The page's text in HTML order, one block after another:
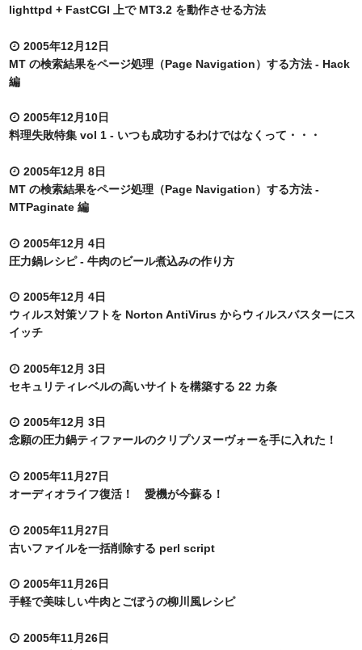
lighttpd + FastCGI 上で MT3.2 を動作させる方法
2005年12月12日
MT の検索結果をページ処理（Page Navigation）する方法 - Hack
編
2005年12月10日
料理失敗特集 vol 1 - いつも成功するわけではなくって・・・
2005年12月 8日
MT の検索結果をページ処理（Page Navigation）する方法 -
MTPaginate 編
2005年12月 4日
圧力鍋レシピ - 牛肉のビール煮込みの作り方
2005年12月 4日
ウィルス対策ソフトを Norton AntiVirus からウィルスバスターにス
イッチ
2005年12月 3日
セキュリティレベルの高いサイトを構築する 22 カ条
2005年12月 3日
念願の圧力鍋ティファールのクリプソヌーヴォーを手に入れた！
2005年11月27日
オーディオライフ復活！ 愛機が今蘇る！
2005年11月27日
古いファイルを一括削除する perl script
2005年11月26日
手軽で美味しい牛肉とごぼうの柳川風レシピ
2005年11月26日